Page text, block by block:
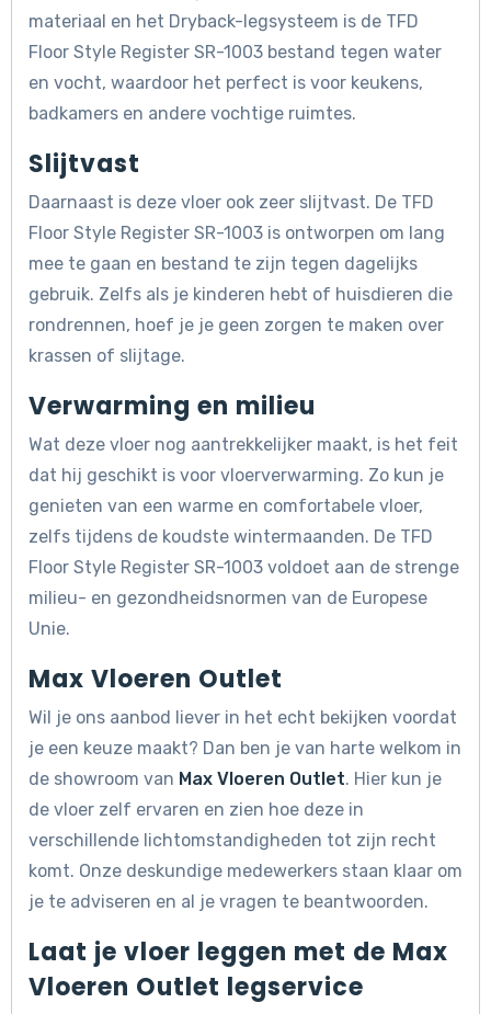
materiaal en het Dryback-legsysteem is de TFD
Floor Style Register SR-1003 bestand tegen water
en vocht, waardoor het perfect is voor keukens,
badkamers en andere vochtige ruimtes.
Slijtvast
Daarnaast is deze vloer ook zeer slijtvast. De TFD
Floor Style Register SR-1003 is ontworpen om lang
mee te gaan en bestand te zijn tegen dagelijks
gebruik. Zelfs als je kinderen hebt of huisdieren die
rondrennen, hoef je je geen zorgen te maken over
krassen of slijtage.
Verwarming en milieu
Wat deze vloer nog aantrekkelijker maakt, is het feit
dat hij geschikt is voor vloerverwarming. Zo kun je
genieten van een warme en comfortabele vloer,
zelfs tijdens de koudste wintermaanden. De TFD
Floor Style Register SR-1003 voldoet aan de strenge
milieu- en gezondheidsnormen van de Europese
Unie.
Max Vloeren Outlet
Wil je ons aanbod liever in het echt bekijken voordat
je een keuze maakt? Dan ben je van harte welkom in
de showroom van Max Vloeren Outlet. Hier kun je
de vloer zelf ervaren en zien hoe deze in
verschillende lichtomstandigheden tot zijn recht
komt. Onze deskundige medewerkers staan klaar om
je te adviseren en al je vragen te beantwoorden.
Laat je vloer leggen met de Max
Vloeren Outlet legservice